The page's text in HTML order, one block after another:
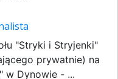
"Stryki i Stryjenki"
prywatnie) na
w Dynowie - ...